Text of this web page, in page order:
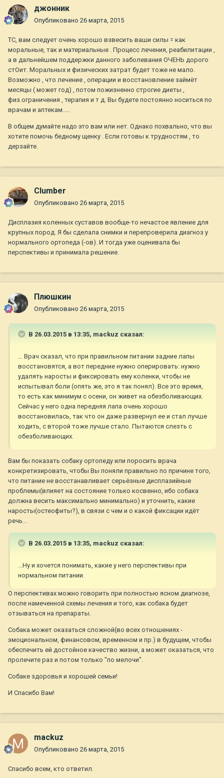
джонник
Опубликовано 26 марта, 2015
ТС, вам следует очень хорошо взвесить ваши силы = как
моральные, так и материальные . Процесс лечения, реабилитации ,
а в дальнейшем поддержки данного заболевания ОЧЕНЬ дорого
стОит. Моральных и физических затрат будет тоже не мало.
Возможно , что лечение , операции и восстановление займёт
месяцы ( может год) , потом пожизненно строгие диеты ,
физ.ограничения , терапия и т д. Вы будете постоянно носиться по
врачам и аптекам.....
В общем думайте надо это вам или нет. Однако похвально, что вы
хотите помочь бедному щенку . Если готовы к трудностям , то
дерзайте.
Clumber
Опубликовано 26 марта, 2015
Дисплазия коленных суставов вообще-то нечастое явление для
крупных пород. Я бы сделала снимки и перепроверила диагноз у
нормального ортопеда (-ов). И тогда уже оценивала бы
перспективы и принимала решение.
Плюшкин
Опубликовано 26 марта, 2015
В 26.03.2015 в 13:35, mackuz сказал:
... Врач сказал, что при правильном питании задние лапы
восстановятся, а вот передние нужно оперировать: нужно
удалять наросты и фиксировать ему коленки, чтобы не
испытывал боли (опять же, это я так понял). Все это время,
то есть как минимум с осени, он живет на обезболивающих.
Сейчас у него одна передняя лапа очень хорошо
восстановилась, так что он даже развернул ее и стал лучше
ходить, с второй тоже лучше стало. Пытаются слезть с
обезболивающих.
Вам бы показать собаку ортопеду или поросить врача
конкретизировать, чтобы Вы поняли правильно по причине того,
что питание не восстанавливает серьёзные дисплазийные
проблемы(влияет на состояние только косвенно, ибо собака
должна весить максимально минимально) и уточнить, какие
наросты(остеофиты?), в связи с чем и о какой фиксации идёт
речь...
В 26.03.2015 в 13:35, mackuz сказал:
...Ну и хочется понимать, какие у него перспективы при
нормальном питании.
О перспективах можно говорить при полностью ясном диагнозе,
после намеченной схемы лечения и того, как собака будет
отзываться на препараты.
Собака может оказаться сложной(во всех отношениях -
эмоциональном, финансовом, временном и пр.) в будущем, чтобы
обеспечить ей достойное качество жизни, а может оказаться, что
пролечите раз и потом только "по мелочи".
Собаке здоровья и хорошей семьи!
И Спасибо Вам!
mackuz
Опубликовано 26 марта, 2015
Спасибо всем, кто ответил.